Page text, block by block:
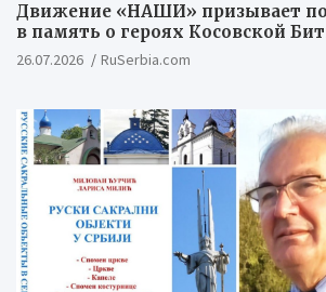
Движение «НАШИ» призывает
в память о героях Косовской
26.07.2026 RuSerbia.com